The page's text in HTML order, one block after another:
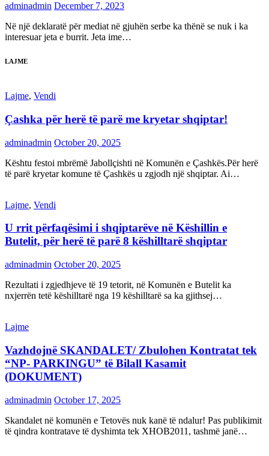
adminadmin December 7, 2023
Në një deklaratë për mediat në gjuhën serbe ka thënë se nuk i ka
interesuar jeta e burrit. Jeta ime…
LAJME
Lajme, Vendi
Çashka për herë të parë me kryetar shqiptar!
adminadmin October 20, 2025
Kështu festoi mbrëmë Jabollçishti në Komunën e Çashkës.Për herë
të parë kryetar komune të Çashkës u zgjodh një shqiptar. Ai…
Lajme, Vendi
U rrit përfaqësimi i shqiptarëve në Këshillin e
Butelit, për herë të parë 8 këshilltarë shqiptar
adminadmin October 20, 2025
Rezultati i zgjedhjeve të 19 tetorit, në Komunën e Butelit ka
nxjerrën tetë këshilltarë nga 19 këshilltarë sa ka gjithsej…
Lajme
Vazhdojnë SKANDALET/ Zbulohen Kontratat tek
“NP- PARKINGU” të Bilall Kasamit
(DOKUMENT)
adminadmin October 17, 2025
Skandalet në komunën e Tetovës nuk kanë të ndalur! Pas publikimit
të qindra kontratave të dyshimta tek XHOB2011, tashmë janë…